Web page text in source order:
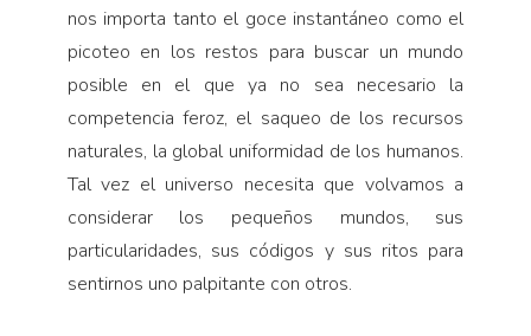
nos importa tanto el goce instantáneo como el
picoteo en los restos para buscar un mundo
posible en el que ya no sea necesario la
competencia feroz, el saqueo de los recursos
natu­rales, la global uniformidad de los humanos.
Tal vez el universo necesita que volvamos a
considerar los pequeños mundos, sus
particularidades, sus códigos y sus ritos para
sentirnos uno palpitante con otros.